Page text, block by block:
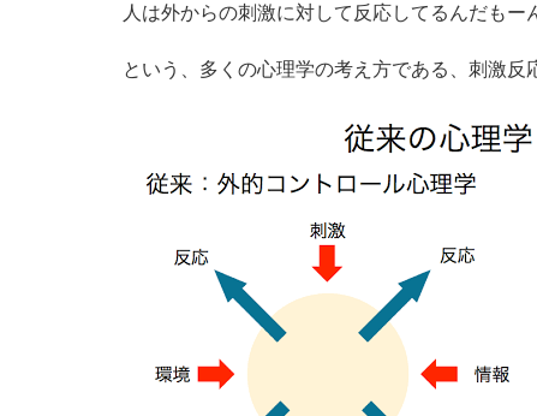
人は外からの刺激に対して反応してるんだもー
という、多くの心理学の考え方である、刺激反